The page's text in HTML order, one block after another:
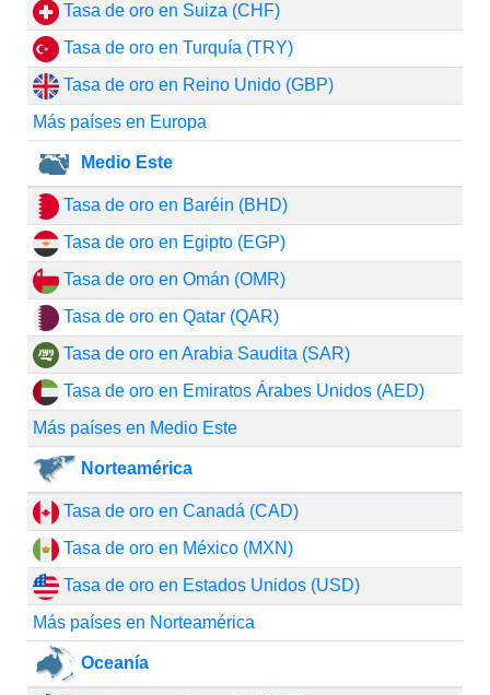
Tasa de oro en Suiza (CHF)
Tasa de oro en Turquía (TRY)
Tasa de oro en Reino Unido (GBP)
Más países en Europa
Medio Este
Tasa de oro en Baréin (BHD)
Tasa de oro en Egipto (EGP)
Tasa de oro en Omán (OMR)
Tasa de oro en Qatar (QAR)
Tasa de oro en Arabia Saudita (SAR)
Tasa de oro en Emiratos Árabes Unidos (AED)
Más países en Medio Este
Norteamérica
Tasa de oro en Canadá (CAD)
Tasa de oro en México (MXN)
Tasa de oro en Estados Unidos (USD)
Más países en Norteamérica
Oceanía